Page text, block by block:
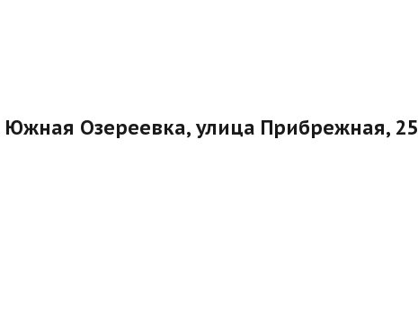
Южная Озереевка, улица Прибрежная, 25